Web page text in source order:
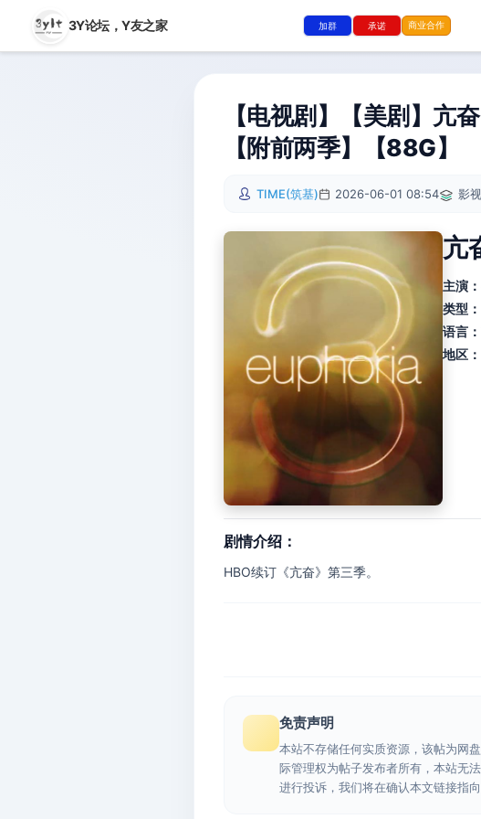
3Y论坛，Y友之家 加群 承诺 商业合作
【电视剧】【美剧】亢
【附前两季】【88G】
TIME(筑基) 2026-06-01 08:54 影
亢
主演：
类型：
语言：
地区：
剧情介绍：
HBO续订《亢奋》第三季。
免责声明
本站不存储任何实质资源，该帖为网
际管理权为帖子发布者所有，本站无
进行投诉，我们将在确认本文链接指